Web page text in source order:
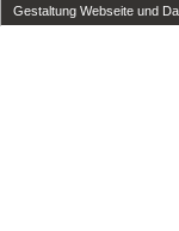
Gestaltung Webseite und